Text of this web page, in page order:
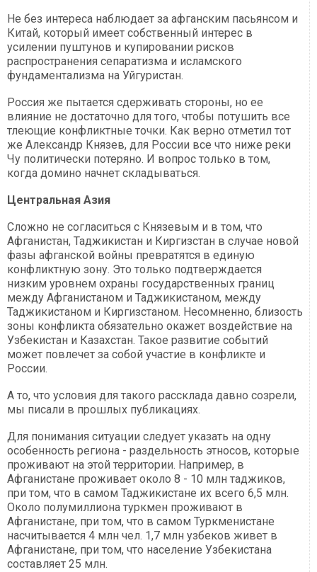
Не без интереса наблюдает за афганским пасьянсом и
Китай, который имеет собственный интерес в
усилении пуштунов и купировании рисков
распространения сепаратизма и исламского
фундаментализма на Уйгуристан.
Россия же пытается сдерживать стороны, но ее
влияние не достаточно для того, чтобы потушить все
тлеющие конфликтные точки. Как верно отметил тот
же Александр Князев, для России все что ниже реки
Чу политически потеряно. И вопрос только в том,
когда домино начнет складываться.
Центральная Азия
Сложно не согласиться с Князевым и в том, что
Афганистан, Таджикистан и Киргизстан в случае новой
фазы афганской войны превратятся в единую
конфликтную зону. Это только подтверждается
низким уровнем охраны государственных границ
между Афганистаном и Таджикистаном, между
Таджикистаном и Киргизстаном. Несомненно, близость
зоны конфликта обязательно окажет воздействие на
Узбекистан и Казахстан. Такое развитие событий
может повлечет за собой участие в конфликте и
России.
А то, что условия для такого рассклада давно созрели,
мы писали в прошлых публикациях.
Для понимания ситуации следует указать на одну
особенность региона - раздельность этносов, которые
проживают на этой территории. Например, в
Афганистане проживает около 8 - 10 млн таджиков,
при том, что в самом Таджикистане их всего 6,5 млн.
Около полумиллиона туркмен проживают в
Афганистане, при том, что в самом Туркменистане
насчитывается 4 млн чел. 1,7 млн узбеков живет в
Афганистане, при том, что население Узбекистана
составляет 25 млн.